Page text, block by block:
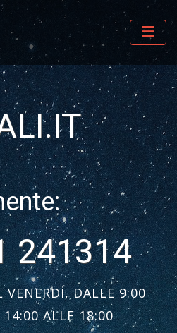
241314
DALLE 9:00
ALLE 18:00